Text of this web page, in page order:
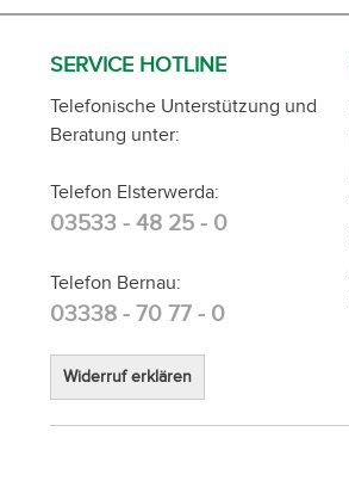
SERVICE HOTLINE
Telefonische Unterstützung und
Beratung unter:
Telefon Elsterwerda:
03533 - 48 25 - 0
Telefon Bernau:
03338 - 70 77 - 0
Widerruf erklären